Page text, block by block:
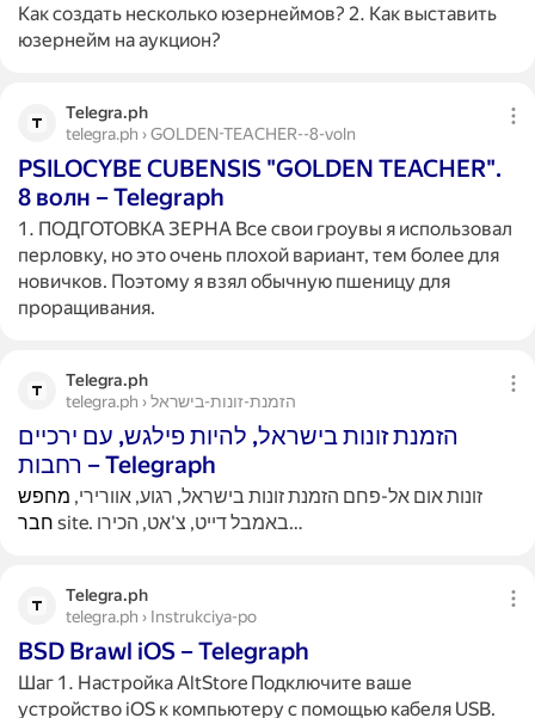
Как создать несколько юзернеймов? 2. Как выставить
юзернейм на аукцион?
Telegra.ph
telegra.ph › GOLDEN-TEACHER--8-voln
PSILOCYBE CUBENSIS "GOLDEN TEACHER".
8 волн – Telegraph
1. ПОДГОТОВКА ЗЕРНА Все свои гроувы я использовал
перловку, но это очень плохой вариант, тем более для
новичков. Поэтому я взял обычную пшеницу для
проращивания.
Telegra.ph
telegra.ph › הזמנת-זונות-בישראל
הזמנת זונות בישראל, להיות פילגש, עם ירכיים
רחבות – Telegraph
זונות אום אל-פחם הזמנת זונות בישראל, רגוע, אוורירי, מחפש
חבר
site. באמבל דייט, צ'אט, הכירו…
Telegra.ph
telegra.ph › Instrukciya-po
BSD Brawl iOS – Telegraph
Шаг 1. Настройка AltStore Подключите ваше
устройство iOS к компьютеру с помощью кабеля USB.